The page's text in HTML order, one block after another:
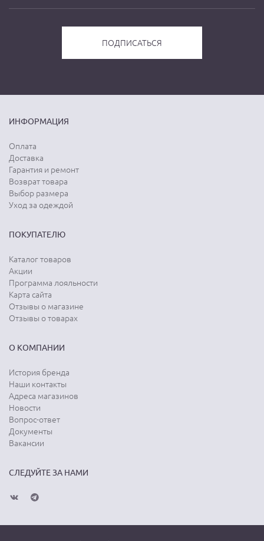
ИНФОРМАЦИЯ
Оплата
Доставка
Гарантия и ремонт
Возврат товара
Выбор размера
Уход за одеждой
ПОКУПАТЕЛЮ
Каталог товаров
Акции
Программа лояльности
Карта сайта
Отзывы о магазине
Отзывы о товарах
О КОМПАНИИ
История бренда
Наши контакты
Адреса магазинов
Новости
Вопрос-ответ
Документы
Вакансии
СЛЕДУЙТЕ ЗА НАМИ